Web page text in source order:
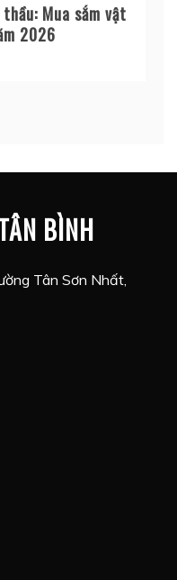
thầu: Mua sắm vật
2026
BÌNH
Tân Sơn Nhất,